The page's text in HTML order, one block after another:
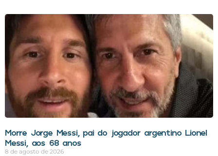
Morre Jorge Messi, pai do jogador argentino Lionel
Messi, aos 68 anos
8 de agosto de 2026